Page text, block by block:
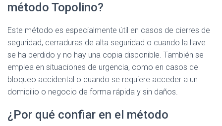
método Topolino?
Este método es especialmente útil en casos de cierres de
seguridad, cerraduras de alta seguridad o cuando la llave
se ha perdido y no hay una copia disponible. También se
emplea en situaciones de urgencia, como en casos de
bloqueo accidental o cuando se requiere acceder a un
domicilio o negocio de forma rápida y sin daños.
¿Por qué confiar en el método